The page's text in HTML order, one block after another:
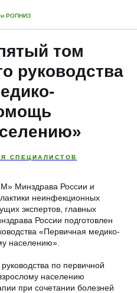
РОПНИЗ
том
руководства
СПЕЦИАЛИСТОВ
Минздрава России и
неинфекционных
экспертов, главных
России подготовлен
«Первичная медико-
населению».
по первичной
населению
при сочетании болезней